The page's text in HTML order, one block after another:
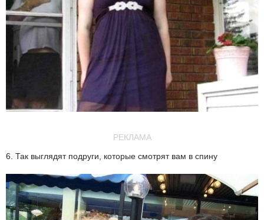
РЕКЛАМА
6. Так выглядят подруги, которые смотрят вам в спину